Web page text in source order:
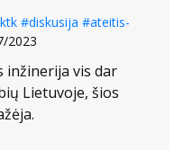
#diskusija #ateitis-
2023
vis dar
Lietuvoje, šios